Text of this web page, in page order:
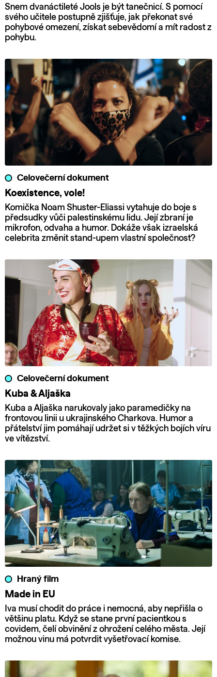
Snem dvanáctileté Jools je být tanečnicí. S pomocí
svého učitele postupně zjišťuje, jak překonat své
pohybové omezení, získat sebevědomí a mít radost z
pohybu.
Celovečerní dokument
Koexistence, vole!
Komička Noam Shuster-Eliassi vytahuje do boje s
předsudky vůči palestinskému lidu. Její zbraní je
mikrofon, odvaha a humor. Dokáže však izraelská
celebrita změnit stand-upem vlastní společnost?
Celovečerní dokument
Kuba & Aljaška
Kuba a Aljaška narukovaly jako paramedičky na
frontovou linii u ukrajinského Charkova. Humor a
přátelství jim pomáhají udržet si v těžkých bojích víru
ve vítězství.
Hraný film
Made in EU
Iva musí chodit do práce i nemocná, aby nepřišla o
většinu platu. Když se stane první pacientkou s
covidem, čelí obvinění z ohrožení celého města. Její
možnou vinu má potvrdit vyšetřovací komise.